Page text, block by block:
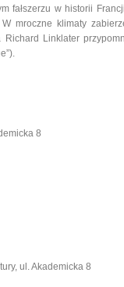
fałszerzu w historii
mroczne klimaty
Richard Linklater
8
ul. Akademicka 8